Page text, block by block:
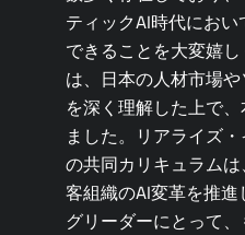
ティックAI時代にお
できることを大変嬉
は、日本の人材市場
を深く理解した上で
ました。リアライズ
の共同カリキュラム
客組織のAI変革を推
グリーダーにとって